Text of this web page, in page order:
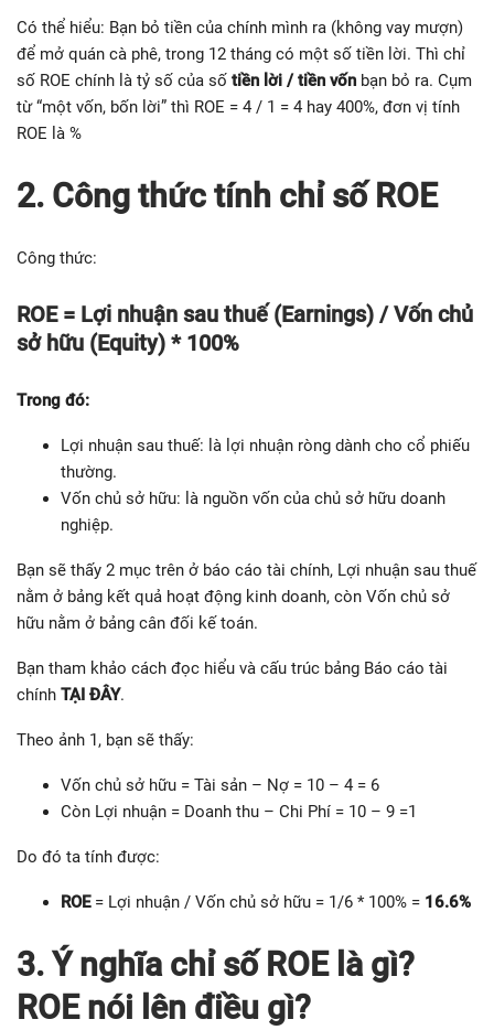
Có thể hiểu: Bạn bỏ tiền của chính mình ra (không vay mượn)
để mở quán cà phê, trong 12 tháng có một số tiền lời. Thì chỉ
số ROE chính là tỷ số của số tiền lời / tiền vốn bạn bỏ ra. Cụm
từ “một vốn, bốn lời” thì ROE = 4 / 1 = 4 hay 400%, đơn vị tính
ROE là %
2. Công thức tính chỉ số ROE
Công thức:
ROE = Lợi nhuận sau thuế (Earnings) / Vốn chủ
sở hữu (Equity) * 100%
Trong đó:
Lợi nhuận sau thuế: là lợi nhuận ròng dành cho cổ phiếu
thường.
Vốn chủ sở hữu: là nguồn vốn của chủ sở hữu doanh
nghiệp.
Bạn sẽ thấy 2 mục trên ở báo cáo tài chính, Lợi nhuận sau thuế
nằm ở bảng kết quả hoạt động kinh doanh, còn Vốn chủ sở
hữu nằm ở bảng cân đối kế toán.
Bạn tham khảo cách đọc hiểu và cấu trúc bảng Báo cáo tài
chính TẠI ĐÂY.
Theo ảnh 1, bạn sẽ thấy:
Vốn chủ sở hữu = Tài sản – Nợ = 10 – 4 = 6
Còn Lợi nhuận = Doanh thu – Chi Phí = 10 – 9 =1
Do đó ta tính được:
ROE= Lợi nhuận / Vốn chủ sở hữu = 1/6 * 100% = 16.6%
3. Ý nghĩa chỉ số ROE là gì?
ROE nói lên điều gì?